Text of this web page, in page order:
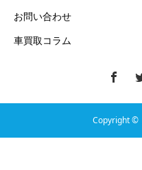
お問い合わせ
車買取コラム
Copyright ©